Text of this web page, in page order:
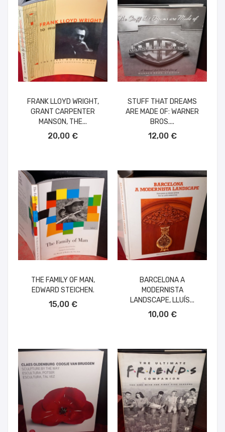
FRANK LLOYD WRIGHT,
GRANT CARPENTER
MANSON, THE...
20,00 €
STUFF THAT DREAMS
ARE MADE OF: WARNER
BROS....
12,00 €
THE FAMILY OF MAN,
EDWARD STEICHEN.
15,00 €
BARCELONA A
MODERNISTA
LANDSCAPE, LLUÍS...
10,00 €